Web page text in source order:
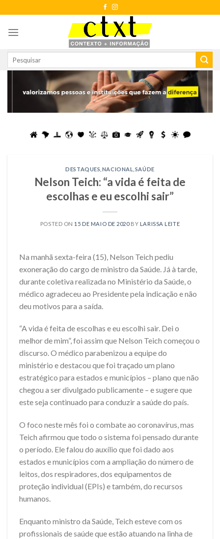
to
content
DESTAQUES NACIONAL SAÚDE
Nelson Teich: “a vida é feita de
escolhas e eu escolhi sair”
POSTED ON 15 DE MAIO DE 2020BY LARISSA LEITE
Na manhã sexta-feira (15), Nelson Teich pediu
exoneração do cargo de ministro da Saúde. Já à tarde,
durante coletiva realizada no Ministério da Saúde, o
médico agradeceu ao Presidente pela indicação e não
deu motivos para a saída.
“A vida é feita de escolhas e eu escolhi sair. Dei o
melhor de mim”, foi assim que Nelson Teich começou o
discurso. O médico parabenizou a equipe do
ministério e destacou que foi traçado um plano
estratégico para estados e municípios – plano que não
chegou a ser divulgado publicamente – e sugere que
este seja continuado para conduzir a saúde do país.
O foco neste mês foi o combate ao coronavírus, mas
Teich afirmou que todo o sistema foi pensado durante
o período. Ele falou do auxílio que foi dado aos
estados e municípios com a ampliação do número de
leitos, dos respiradores, dos equipamentos de
proteção individual (EPIs) e também, do recursos
humanos.
Enquanto ministro da Saúde, Teich esteve com os
profissionais de saúde que estão atuando na linha de